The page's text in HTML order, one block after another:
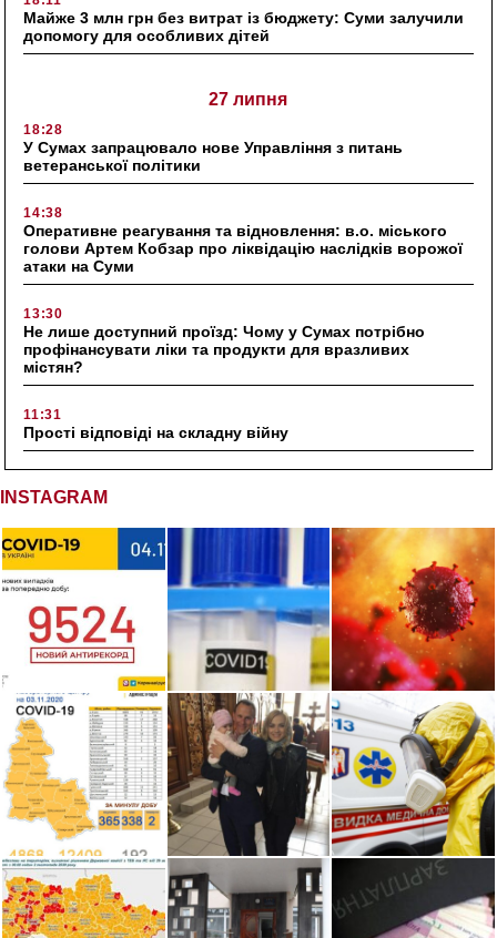
Майже 3 млн грн без витрат із бюджету: Суми залучили
допомогу для особливих дітей
27 липня
18:28
У Сумах запрацювало нове Управління з питань
ветеранської політики
14:38
Оперативне реагування та відновлення: в.о. міського
голови Артем Кобзар про ліквідацію наслідків ворожої
атаки на Суми
13:30
Не лише доступний проїзд: Чому у Сумах потрібно
профінансувати ліки та продукти для вразливих
містян?
11:31
Прості відповіді на складну війну
INSTAGRAM